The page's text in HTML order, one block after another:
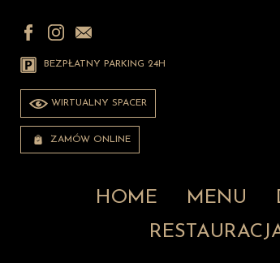
BEZPŁATNY PARKING 24H
WIRTUALNY SPACER
ZAMÓW ONLINE
HOME MENU